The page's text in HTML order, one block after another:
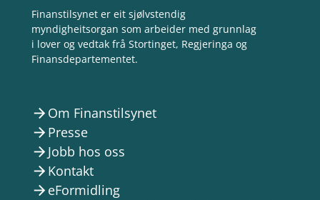
Finanstilsynet er eit sjølvstendig
myndigheitsorgan som arbeider med grunnlag
i lover og vedtak frå Stortinget, Regjeringa og
Finansdepartementet.
arrow_forward Om Finanstilsynet
arrow_forward Presse
arrow_forward Jobb hos oss
arrow_forward Kontakt
arrow_forward eFormidling